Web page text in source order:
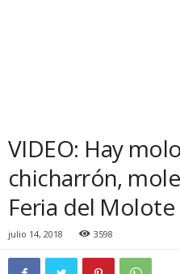
VIDEO: Hay
chicharrón,
Feria del
julio 14, 2018 3598